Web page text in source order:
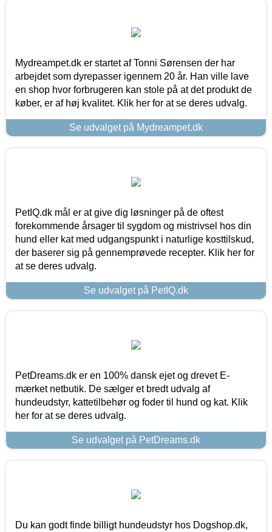
Mydreampet.dk er startet af Tonni Sørensen der har
arbejdet som dyrepasser igennem 20 år. Han ville lave
en shop hvor forbrugeren kan stole på at det produkt de
køber, er af høj kvalitet. Klik her for at se deres udvalg.
Se udvalget på Mydreampet.dk
PetIQ.dk mål er at give dig løsninger på de oftest
forekommende årsager til sygdom og mistrivsel hos din
hund eller kat med udgangspunkt i naturlige kosttilskud,
der baserer sig på gennemprøvede recepter. Klik her for
at se deres udvalg.
Se udvalget på PetIQ.dk
PetDreams.dk er en 100% dansk ejet og drevet E-
mærket netbutik. De sælger et bredt udvalg af
hundeudstyr, kattetilbehør og foder til hund og kat. Klik
her for at se deres udvalg.
Se udvalget på PetDreams.dk
Du kan godt finde billigt hundeudstyr hos Dogshop.dk,